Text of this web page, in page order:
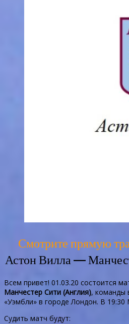
Смотрите прямую
Астон Вилла —
Всем привет! 01.03.20 состоится
Манчестер Сити (Англия), команды
«Уэмбли» в городе Лондон. В
Судить матч будут: